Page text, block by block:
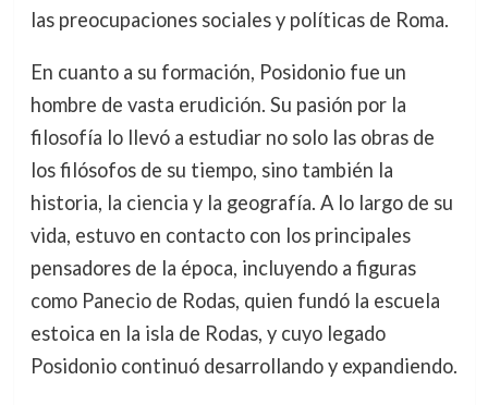
las preocupaciones sociales y políticas de Roma.
En cuanto a su formación, Posidonio fue un
hombre de vasta erudición. Su pasión por la
filosofía lo llevó a estudiar no solo las obras de
los filósofos de su tiempo, sino también la
historia, la ciencia y la geografía. A lo largo de su
vida, estuvo en contacto con los principales
pensadores de la época, incluyendo a figuras
como Panecio de Rodas, quien fundó la escuela
estoica en la isla de Rodas, y cuyo legado
Posidonio continuó desarrollando y expandiendo.